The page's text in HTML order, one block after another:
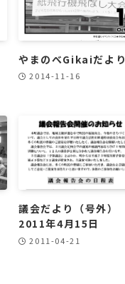
やまのべGikaiだより
2014-11-16
議会だより（号外）
2011年4月15日
2011-04-21